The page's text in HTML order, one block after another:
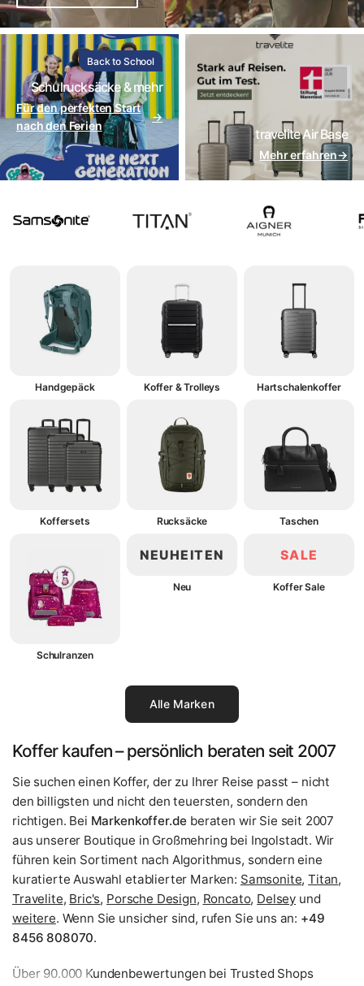
Back to School
Schulrucksäcke & mehr
Für den perfekten Start
nach den Ferien
→
travelite Air Base
Mehr erfahren→
Handgepäck Koffer & Trolleys Hartschalenkoffer
Koffersets Rucksäcke Taschen
Schulranzen
NEUHEITEN
Neu
SALE
Koffer Sale
Alle Marken
Koffer kaufen – persönlich beraten seit 2007
Sie suchen einen Koffer, der zu Ihrer Reise passt – nicht
den billigsten und nicht den teuersten, sondern den
richtigen. Bei Markenkoffer.de beraten wir Sie seit 2007
aus unserer Boutique in Großmehring bei Ingolstadt. Wir
führen kein Sortiment nach Algorithmus, sondern eine
kuratierte Auswahl etablierter Marken: Samsonite,Titan,
Travelite, Bric's, Porsche Design, Roncato, Delsey und
weitere. Wenn Sie unsicher sind, rufen Sie uns an: +49
8456 808070.
Über 90.000 Kundenbewertungen bei Trusted Shops